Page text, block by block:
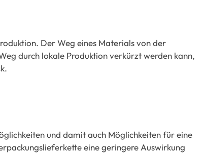
Der Weg eines Materials von der
durch lokale Produktion verkürzt werden kann,
und damit auch Möglichkeiten für eine
eine geringere Auswirkung